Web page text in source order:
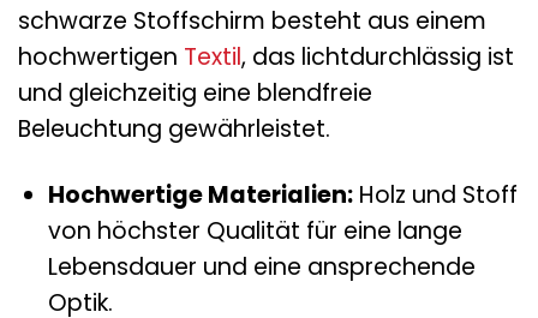
schwarze Stoffschirm besteht aus einem
hochwertigen Textil, das lichtdurchlässig ist
und gleichzeitig eine blendfreie
Beleuchtung gewährleistet.
Hochwertige Materialien:Holz und Stoff
von höchster Qualität für eine lange
Lebensdauer und eine ansprechende
Optik.